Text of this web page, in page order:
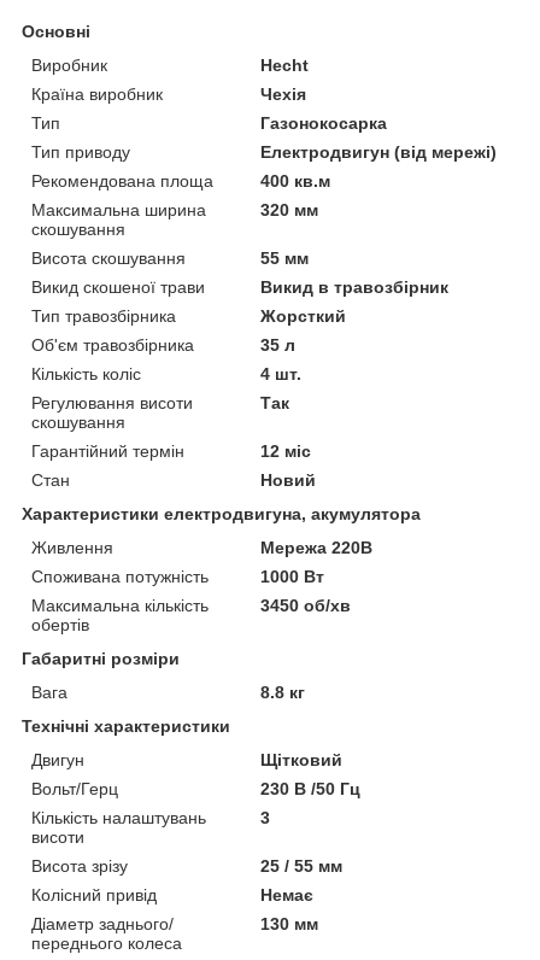
Основні
Виробник
Hecht
Країна виробник
Чехія
Тип
Газонокосарка
Тип приводу
Електродвигун (від мережі)
Рекомендована площа
400 кв.м
Максимальна ширина
скошування
320 мм
Висота скошування
55 мм
Викид скошеної трави
Викид в травозбірник
Тип травозбірника
Жорсткий
Об'єм травозбірника
35 л
Кількість коліс
4 шт.
Регулювання висоти
скошування
Так
Гарантійний термін
12 міс
Стан
Новий
Характеристики електродвигуна, акумулятора
Живлення
Мережа 220В
Споживана потужність
1000 Вт
Максимальна кількість
обертів
3450 об/хв
Габаритні розміри
Вага
8.8 кг
Технічні характеристики
Двигун
Щітковий
Вольт/Герц
230 В /50 Гц
Кількість налаштувань
висоти
3
Висота зрізу
25 / 55 мм
Колісний привід
Немає
Діаметр заднього/
переднього колеса
130 мм